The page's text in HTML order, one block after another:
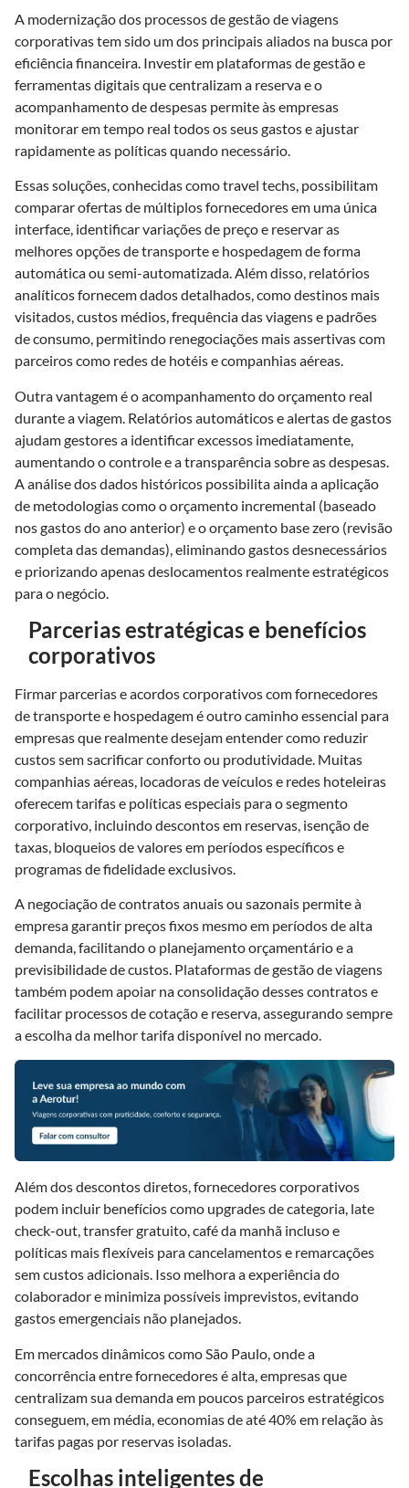
A modernização dos processos de gestão de viagens
corporativas tem sido um dos principais aliados na busca por
eficiência financeira. Investir em plataformas de gestão e
ferramentas digitais que centralizam a reserva e o
acompanhamento de despesas permite às empresas
monitorar em tempo real todos os seus gastos e ajustar
rapidamente as políticas quando necessário.
Essas soluções, conhecidas como travel techs, possibilitam
comparar ofertas de múltiplos fornecedores em uma única
interface, identificar variações de preço e reservar as
melhores opções de transporte e hospedagem de forma
automática ou semi-automatizada. Além disso, relatórios
analíticos fornecem dados detalhados, como destinos mais
visitados, custos médios, frequência das viagens e padrões
de consumo, permitindo renegociações mais assertivas com
parceiros como redes de hotéis e companhias aéreas.
Outra vantagem é o acompanhamento do orçamento real
durante a viagem. Relatórios automáticos e alertas de gastos
ajudam gestores a identificar excessos imediatamente,
aumentando o controle e a transparência sobre as despesas.
A análise dos dados históricos possibilita ainda a aplicação
de metodologias como o orçamento incremental (baseado
nos gastos do ano anterior) e o orçamento base zero (revisão
completa das demandas), eliminando gastos desnecessários
e priorizando apenas deslocamentos realmente estratégicos
para o negócio.
Parcerias estratégicas e benefícios
corporativos
Firmar parcerias e acordos corporativos com fornecedores
de transporte e hospedagem é outro caminho essencial para
empresas que realmente desejam entender como reduzir
custos sem sacrificar conforto ou produtividade. Muitas
companhias aéreas, locadoras de veículos e redes hoteleiras
oferecem tarifas e políticas especiais para o segmento
corporativo, incluindo descontos em reservas, isenção de
taxas, bloqueios de valores em períodos específicos e
programas de fidelidade exclusivos.
A negociação de contratos anuais ou sazonais permite à
empresa garantir preços fixos mesmo em períodos de alta
demanda, facilitando o planejamento orçamentário e a
previsibilidade de custos. Plataformas de gestão de viagens
também podem apoiar na consolidação desses contratos e
facilitar processos de cotação e reserva, assegurando sempre
a escolha da melhor tarifa disponível no mercado.
Além dos descontos diretos, fornecedores corporativos
podem incluir benefícios como upgrades de categoria, late
check-out, transfer gratuito, café da manhã incluso e
políticas mais flexíveis para cancelamentos e remarcações
sem custos adicionais. Isso melhora a experiência do
colaborador e minimiza possíveis imprevistos, evitando
gastos emergenciais não planejados.
Em mercados dinâmicos como São Paulo, onde a
concorrência entre fornecedores é alta, empresas que
centralizam sua demanda em poucos parceiros estratégicos
conseguem, em média, economias de até 40% em relação às
tarifas pagas por reservas isoladas.
Escolhas inteligentes de